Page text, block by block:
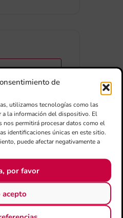
de
utilizamos tecnologías como las
a la información del dispositivo. El
permitirá procesar datos como el
identificaciones únicas en este sitio.
puede afectar negativamente a
por favor
acepto
Calendar